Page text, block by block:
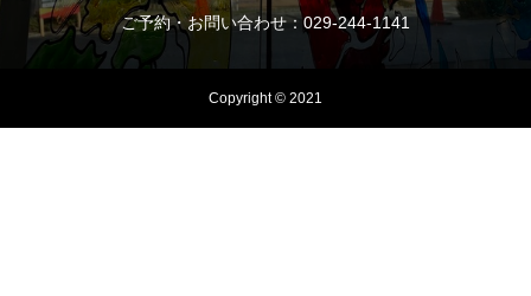
ご予約・お問い合わせ：029-244-1141
Copyright © 2021